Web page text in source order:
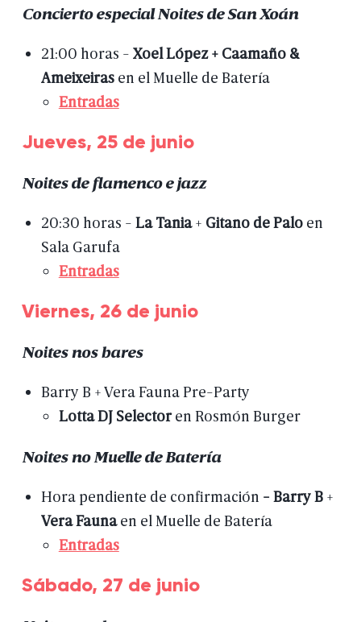
ConciertoespecialNoitesdeSanXoán
21:00 horas - XoelLópez+Caamaño&
Ameixeirasen el Muelle de Batería
Entradas
Jueves, 25de junio
Noitesdeflamencoejazz
20:30 horas - LaTania+ GitanodePaloen
SalaGarufa
Entradas
Viernes, 26de junio
Noitesnosbares
Barry B +VeraFaunaPre-Party
LottaDJSelectoren Rosmón Burger
NoitesnoMuelledeBatería
Horapendiente de confirmación - BarryB+
VeraFaunaen el Muelle de Batería
Entradas
Sábado, 27 de junio